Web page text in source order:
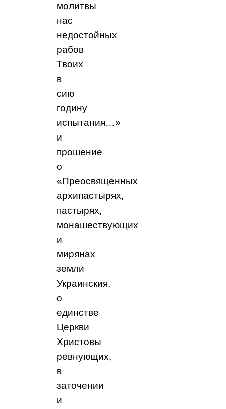
молитвы
нас
недостойных
рабов
Твоих
в
сию
годину
испытания…»
и
прошение
о
«Преосвященных
архипастырях,
пастырях,
монашествующих
и
мирянах
земли
Украинския,
о
единстве
Церкви
Христовы
ревнующих,
в
заточении
и